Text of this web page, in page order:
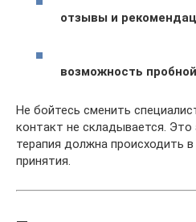
отзывы и
возможность
Не бойтесь сменить
контакт не складывается.
терапия должна происходить
принятия.